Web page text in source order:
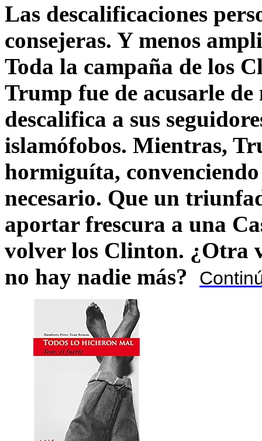
Las descalificaciones
consejeras. Y menos
Toda la campaña de los
Trump fue de acusarle
descalifica a sus
islamófobos. Mientras,
hormiguíta,
necesario. Que un
aportar frescura a una
volver los Clinton. ¿Otra
no hay nadie más?